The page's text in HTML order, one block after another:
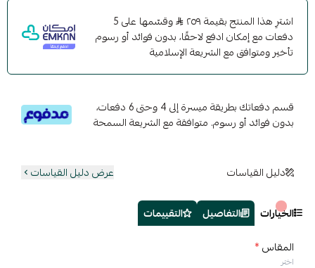
اشترِ هذا المنتج بقيمة ٢٥٩
وقسّمها على 5
دفعات مع إمكان ادفع لاحقًا، بدون فوائد أو رسوم
تأخير ومتوافق مع الشريعة الإسلامية
قسم دفعاتك بطريقة ميسرة إلى 4 وحتى 6 دفعات،
بدون فوائد أو رسوم. متوافقة مع الشريعة السمحة
دليل القياسات عرض دليل القياسات
الخيارات التفاصيل
التقييمات
المقاس*
اختر